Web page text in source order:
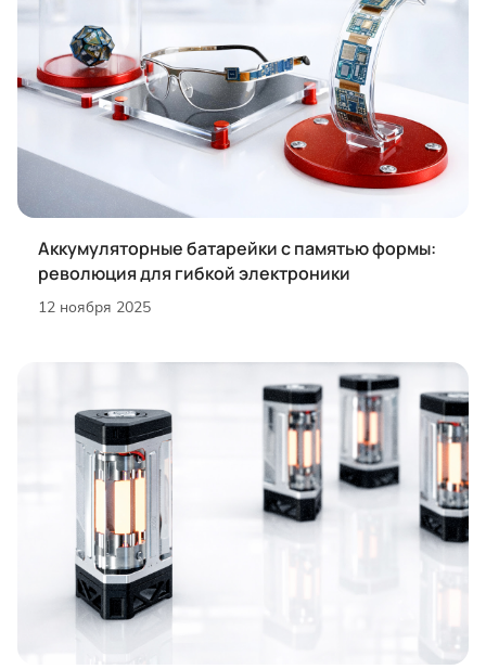
Аккумуляторные батарейки с памятью формы:
революция для гибкой электроники
12 ноября 2025